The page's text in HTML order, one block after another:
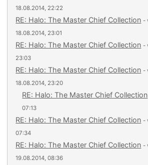
18.08.2014, 22:22
RE: Halo: The Master Chief Collection -
18.08.2014, 23:01
RE: Halo: The Master Chief Collection -
23:03
RE: Halo: The Master Chief Collection -
18.08.2014, 23:20
RE: Halo: The Master Chief Collection
07:13
RE: Halo: The Master Chief Collection -
07:34
RE: Halo: The Master Chief Collection -
19.08.2014, 08:36